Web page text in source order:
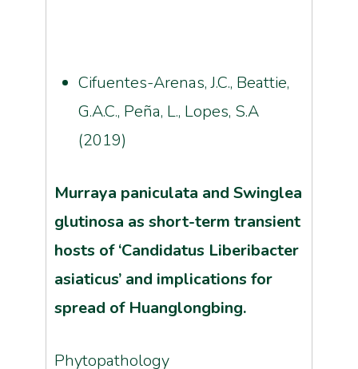
Cifuentes-Arenas, J.C., Beattie,
G.A.C., Peña, L., Lopes, S.A
(2019)
Murraya paniculata and Swinglea
glutinosa as short-term transient
hosts of ‘Candidatus Liberibacter
asiaticus’ and implications for
spread of Huanglongbing.
Phytopathology